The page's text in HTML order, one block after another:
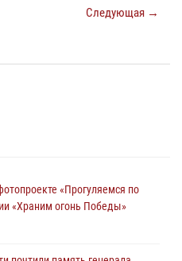
Следующая →
«Прогуляемся по
«Храним огонь Победы»